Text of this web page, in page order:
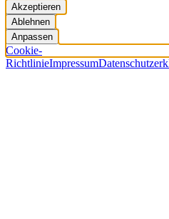
Akzeptieren
Ablehnen
Anpassen
Cookie-
RichtlinieImpressum